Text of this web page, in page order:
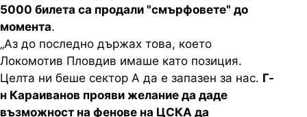
5000 билета са продали "смърфовете" до
момента.
„Аз до последно държах това, което
Локомотив Пловдив имаше като позиция.
Целта ни беше сектор А да е запазен за нас. Г-
н Караиванов прояви желание да даде
възможност на фенове на ЦСКА да